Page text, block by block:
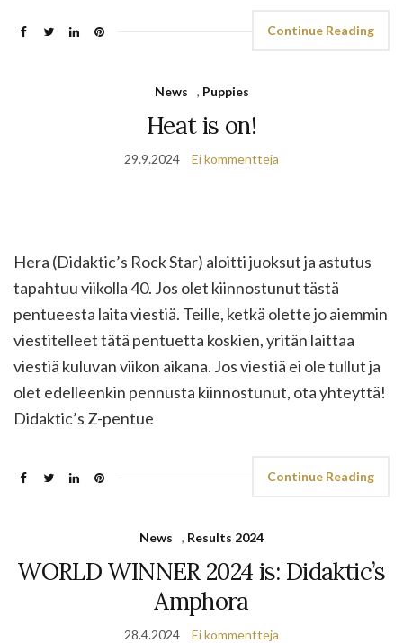
Continue Reading
News , Puppies
Heat is on!
29.9.2024 Ei kommentteja
Hera (Didaktic’s Rock Star) aloitti juoksut ja astutus
tapahtuu viikolla 40. Jos olet kiinnostunut tästä
pentueesta laita viestiä. Teille, ketkä olette jo aiemmin
viestitelleet tätä pentuetta koskien, yritän laittaa
viestiä kuluvan viikon aikana. Jos viestiä ei ole tullut ja
olet edelleenkin pennusta kiinnostunut, ota yhteyttä!
Didaktic’s Z-pentue
Continue Reading
News , Results 2024
WORLD WINNER 2024 is: Didaktic’s
Amphora
28.4.2024 Ei kommentteja